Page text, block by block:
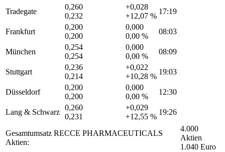
Tradegate
0,260
0,232
+0,028
+12,07 %
17:19
Frankfurt
0,200
0,200
0,000
0,00 %
08:03
München
0,254
0,254
0,000
0,00 %
08:09
Stuttgart
0,236
0,214
+0,022
+10,28 %
19:03
Düsseldorf
0,200
0,200
0,000
0,00 %
12:30
Lang & Schwarz
0,260
0,231
+0,029
+12,55 %
19:26
Gesamtumsatz RECCE PHARMACEUTICALS
Aktien:
4.000
Aktien
1.040 Euro